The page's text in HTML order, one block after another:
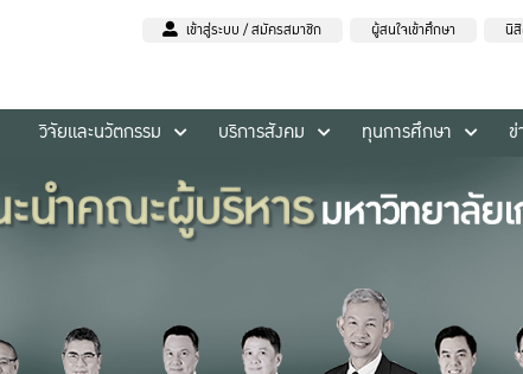
เข้าสู่ระบบ / สมัครสมาชิก ผู้สนใจเข้าศึกษา นิ
วิจัยและนวัตกรรม บริการสังคม ทุนการศึกษา